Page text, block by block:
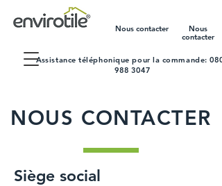
Assistance téléphonique pour la commande:
988 3047
Nous contacter
Nous
contacter
NOUS CONTACTER
Siège social